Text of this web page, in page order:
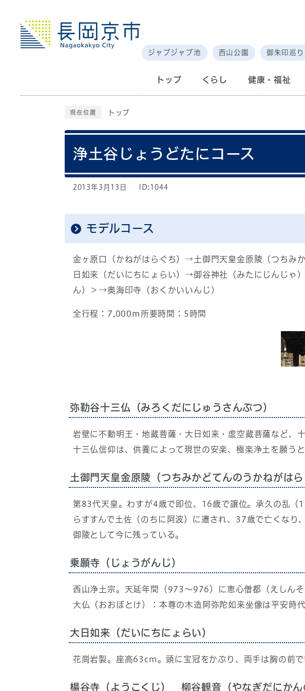
ジャブジャブ池 西山公園 御朱印巡り
トップ くらし 健康・福祉
現在位置 トップ
浄土谷じょうどたにコース
2013年3月13日 ID:1044
モデルコース
金ヶ原口（かねがはらぐち）→土御門天皇金原陵（つちみ
日如来（だいにちにょらい）→御谷神社（みたにじんじ
ん）＞→奥海印寺（おくかいいんじ）
全行程：7,000m所要時間：5時間
弥勒谷十三仏（みろくだにじゅうさんぶつ）
岩壁に不動明王・地蔵菩薩・大日如来・虚空蔵菩薩など、
十三仏信仰は、供養によって現世の安楽、極楽浄土を願う
土御門天皇金原陵（つちみかどてんのうかねがはら
第83代天皇。わすが4歳で即位、16歳で譲位。承久の乱（
らすすんで土佐（のちに阿波）に遷され、37歳で亡くなり
御陵として今に残っている。
乗願寺（じょうがんじ）
西山浄土宗。天延年間（973～976）に恵心僧都（えしんそ
大仏（おおぼとけ）：本尊の木造阿弥陀如来坐像は平安時
大日如来（だいにちにょらい）
花崗岩製。座高63cm。頭に宝冠をかぶり、両手は胸の前
楊谷寺（ようこくじ） 柳谷観音（やなぎだにかん